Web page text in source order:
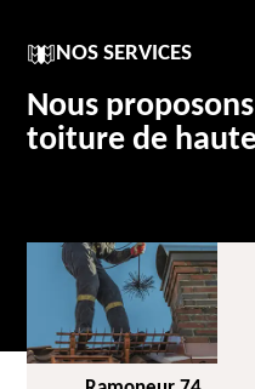
NOS SERVICES
Nous
toiture de